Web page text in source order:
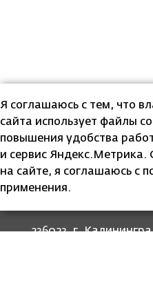
236023, г.
Я соглашаюсь с тем, что
сайта использует файлы
повышения удобства
и сервис Яндекс.Метрика.
на сайте, я соглашаюсь с
применения.